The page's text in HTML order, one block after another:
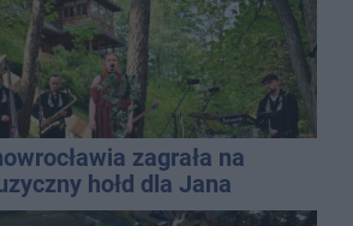
zagrała na
hołd dla Jana